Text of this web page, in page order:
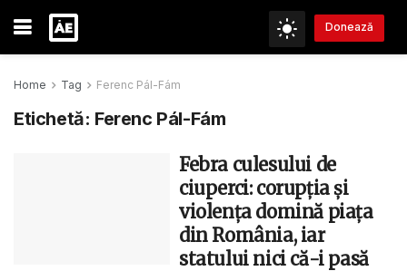
Donează
Home Tag Ferenc Pál-Fám
Etichetă: Ferenc Pál-Fám
Febra culesului de
ciuperci: corupția și
violența domină piața
din România, iar
statului nici că-i pasă